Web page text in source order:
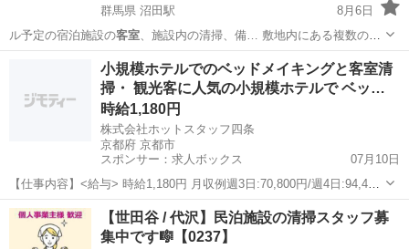
群馬県 沼田駅
8月6日
ル予定の宿泊施設の客室、施設内の清掃、備… 敷地内にある複数の客
室の清掃、管理のお仕… ェックアウト後に各客室の清掃、備品管理
沼田駅
小規模ホテルでのベッドメイキングと客室清
掃・ 観光客に人気の小規模ホテルで ベッ…
時給1,180円
株式会社ホットスタッフ四条
京都府 京都市
スポンサー：求人ボックス
07月10日
【仕事内容】<給与> 時給1,180円 月収例週3日:70,800円/週4日:94,400
円/週5日:123,900円 交通費別 給与前渡しOK(規定有)/交通費:通勤手段
問わず、2km以上から支給(規定有:上限640円/1日)/...
アルバイト・パート / 派遣社員
【世田谷 / 代沢】民泊施設の清掃スタッフ募
集中です🎼【0237】